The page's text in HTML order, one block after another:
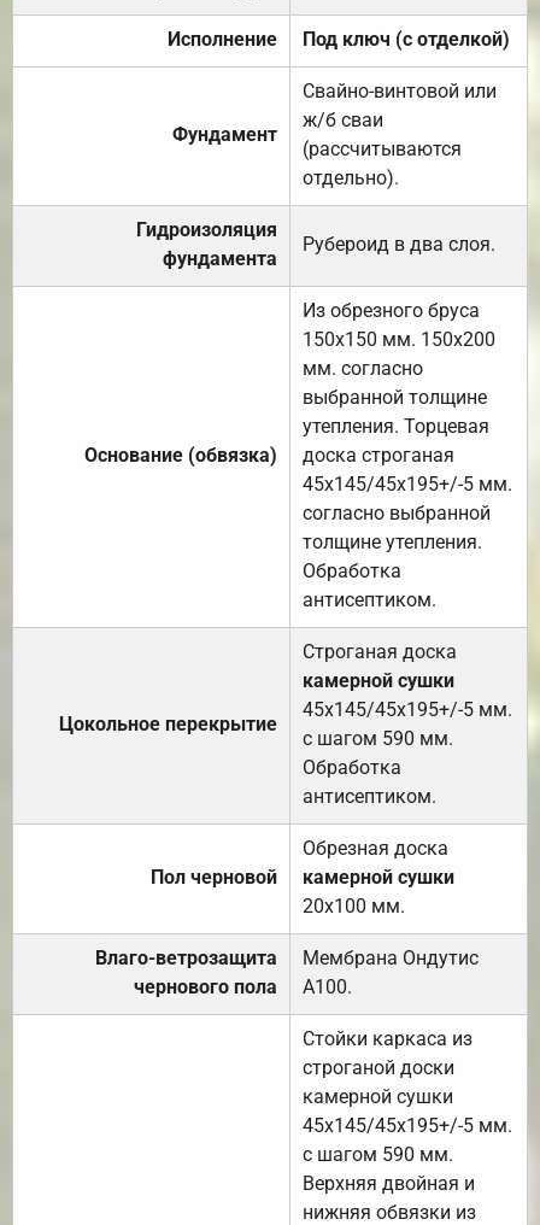
Исполнение Под ключ (с отделкой)
Фундамент
Свайно-винтовой или
ж/б сваи
(рассчитываются
отдельно).
Гидроизоляция
фундамента
Рубероид в два слоя.
Основание (обвязка)
Из обрезного бруса
150х150 мм. 150х200
мм. согласно
выбранной толщине
утепления. Торцевая
доска строганая
45х145/45х195+/-5 мм.
согласно выбранной
толщине утепления.
Обработка
антисептиком.
Цокольное перекрытие
Строганая доска
камерной сушки
45х145/45х195+/-5 мм.
с шагом 590 мм.
Обработка
антисептиком.
Пол черновой
Обрезная доска
камерной сушки
20х100 мм.
Влаго-ветрозащита
чернового пола
Мембрана Ондутис
А100.
Стойки каркаса из
строганой доски
камерной сушки
45х145/45х195+/-5 мм.
с шагом 590 мм.
Верхняя двойная и
нижняя обвязки из